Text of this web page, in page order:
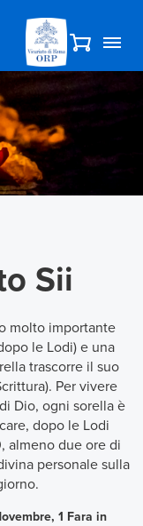
Sii
molto importante
le Lodi) e una
trascorre il suo
Per vivere
Dio, ogni sorella è
dopo le Lodi
almeno due ore di
personale sulla
1 Fara in